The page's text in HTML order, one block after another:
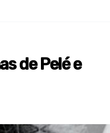
de Pelé e